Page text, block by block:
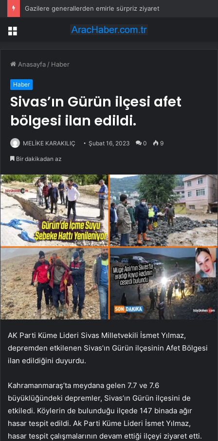
Gazilere generallerden emirle sürpriz ziyaret
Menü
Anasayfa / Haber
Haber
Sivas’ın Gürün ilçesi afet
bölgesi ilan edildi.
MELİKE KARAKILIÇ Şubat 16, 2023 0 9
Bir dakikadan az
AK Parti Küme Lideri Sivas Milletvekili İsmet Yılmaz,
depremden etkilenen Sivas’ın Gürün ilçesinin Afet Bölgesi
ilan edildiğini duyurdu.
Kahramanmaraş’ta meydana gelen 7.7 ve 7.6
büyüklüğündeki depremler, Sivas’ın Gürün ilçesini de
etkiledi. Köylerin de bulunduğu ilçede 147 binada ağır
hasar tespit edildi. Ak Parti Küme Lideri İsmet Yılmaz,
hasar tespit çalışmalarının devam ettiği ilçeyi ziyaret etti.